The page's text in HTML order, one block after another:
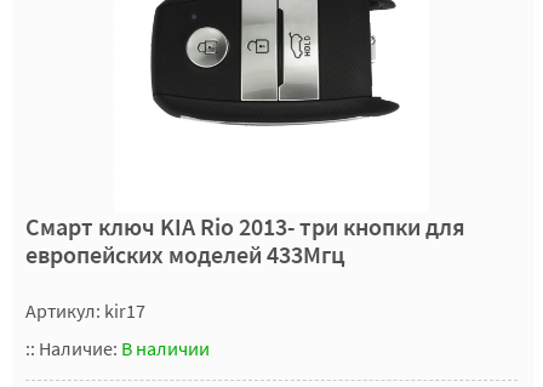
Смарт ключ KIA Rio 2013- три кнопки для
европейских моделей 433Мгц
Артикул: kir17
:: Наличие: В наличии